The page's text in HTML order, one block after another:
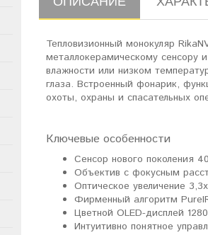
Тепловизионный монокуляр
металлокерамическому сенсору
влажности или низком
глаза. Встроенный фонарик,
охоты, охраны и спасательных
Ключевые особенности
Сенсор нового поколения
Объектив с фокусным
Оптическое увеличение
Фирменный алгоритм
Цветной OLED-дисплей
Интуитивно понятное